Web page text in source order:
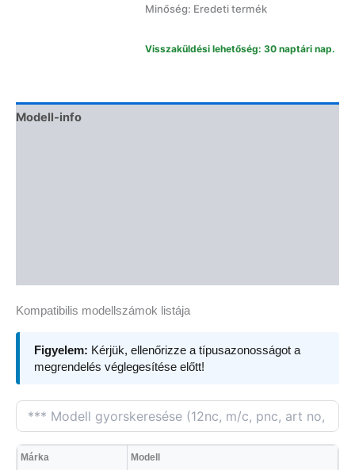
Minőség: Eredeti termék
Visszaküldési lehetőség: 30 naptári nap.
Modell-info
Kompatibilis modellszámok listája
Figyelem: Kérjük, ellenőrizze a típusazonosságot a
megrendelés véglegesítése előtt!
Márka Modell